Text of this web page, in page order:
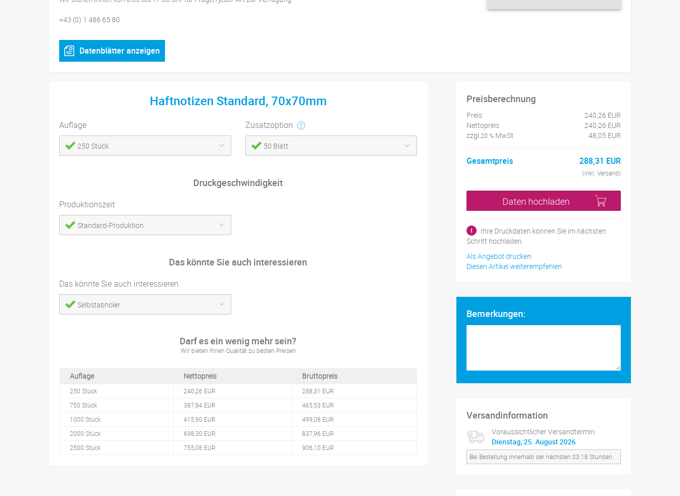
+43 (0) 1 486 65 80
Datenblätter anzeigen
Haftnotizen Standard, 70x70mm
Auflage
250 Stück
Zusatzoption
50 Blatt
Druckgeschwindigkeit
Produktionszeit
Standard-Produktion
Das könnte Sie auch interessieren
Das könnte Sie auch interessieren
Selbstabholer
Darf es ein wenig mehr sein?
Wir bieten Ihnen Qualität zu besten Preisen
Auflage Nettopreis Bruttopreis
250 Stück 240,26 EUR
288,31 EUR
750 Stück
387,94 EUR
465,53 EUR
1000 Stück
415,90 EUR
499,08 EUR
2000 Stück
698,30 EUR
837,96 EUR
2500 Stück
755,08 EUR 906,10 EUR
Preisberechnung
Preis
240,26 EUR
Nettopreis
240,26 EUR
zzgl.20 % MwSt 48,05 EUR
Gesamtpreis 288,31 EUR
(inkl. Versand)
Daten hochladen
!
Ihre Druckdaten können Sie im nächsten
Schritt hochladen.
Als Angebot drucken
Diesen Artikel weiterempfehlen
Bemerkungen:
Versandinformation
Voraussichtlicher Versandtermin:
Dienstag, 25. August 2026
Bei Bestellung innerhalb der nächsten 03:18 Stunden.